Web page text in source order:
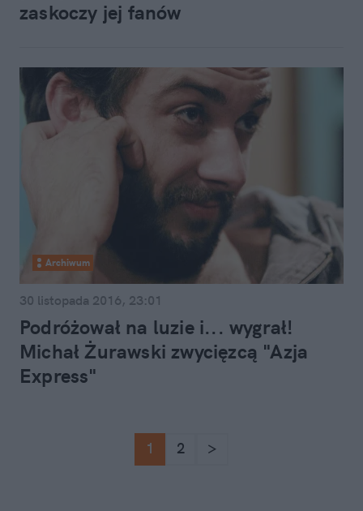
zaskoczy jej fanów
Archiwum
30 listopada 2016, 23:01
Podróżował na luzie i... wygrał!
Michał Żurawski zwycięzcą "Azja
Express"
1 2 >